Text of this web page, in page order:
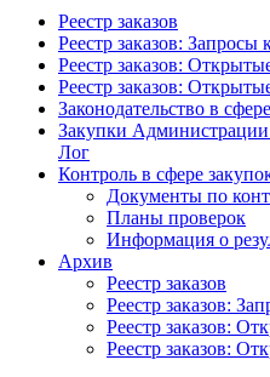
Реестр заказов
Реестр заказов: Запросы
Реестр заказов:
Реестр заказов:
Законодательство в
Закупки
Лог
Контроль в сфере
Документы по
Планы проверок
Информация о
Архив
Реестр заказов
Реестр заказов:
Реестр заказов:
Реестр заказов: